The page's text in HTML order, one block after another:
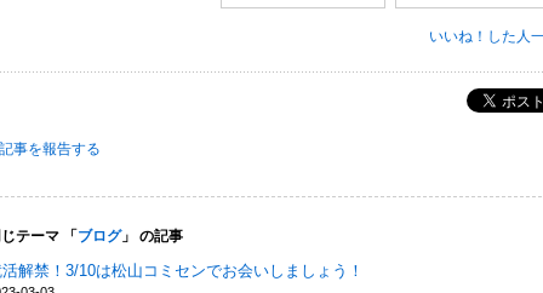
いいね！した人
ポス
記事を報告する
テーマ 「 ブログ」 の記事
解禁！3/10は松山コミセンでお会いしましょう！